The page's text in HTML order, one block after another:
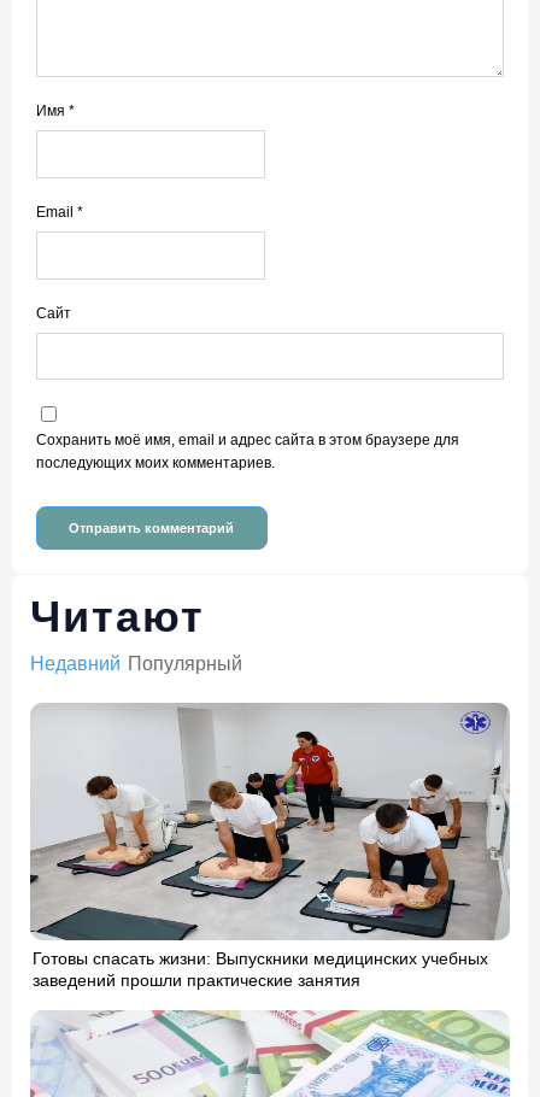
Имя *
Email *
Сайт
Сохранить моё имя, email и адрес сайта в этом браузере для
последующих моих комментариев.
Читают
Недавний Популярный
Готовы спасать жизни: Выпускники медицинских учебных
заведений прошли практические занятия